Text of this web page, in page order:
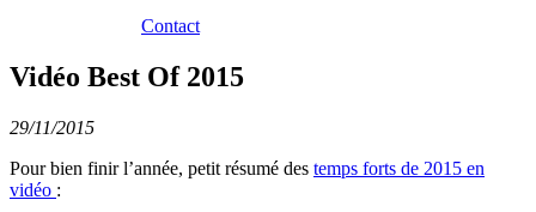
Contact
Vidéo Best Of 2015
29/11/2015
Pour bien finir l’année, petit résumé des temps forts de 2015 en
vidéo :